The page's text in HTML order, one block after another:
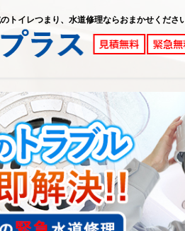
トイレつまり、水道修理ならおまかせくださ